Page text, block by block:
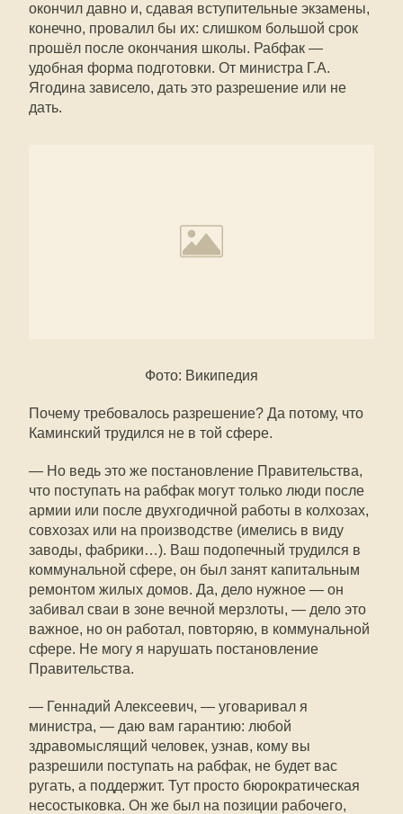
окончил давно и, сдавая вступительные экзамены,
конечно, провалил бы их: слишком большой срок
прошёл после окончания школы. Рабфак —
удобная форма подготовки. От министра Г.А.
Ягодина зависело, дать это разрешение или не
дать.
Фото: Википедия
Почему требовалось разрешение? Да потому, что
Каминский трудился не в той сфере.
— Но ведь это же постановление Правительства,
что поступать на рабфак могут только люди после
армии или после двухгодичной работы в колхозах,
совхозах или на производстве (имелись в виду
заводы, фабрики…). Ваш подопечный трудился в
коммунальной сфере, он был занят капитальным
ремонтом жилых домов. Да, дело нужное — он
забивал сваи в зоне вечной мерзлоты, — дело это
важное, но он работал, повторяю, в коммунальной
сфере. Не могу я нарушать постановление
Правительства.
— Геннадий Алексеевич, — уговаривал я
министра, — даю вам гарантию: любой
здравомыслящий человек, узнав, кому вы
разрешили поступать на рабфак, не будет вас
ругать, а поддержит. Тут просто бюрократическая
несостыковка. Он же был на позиции рабочего,